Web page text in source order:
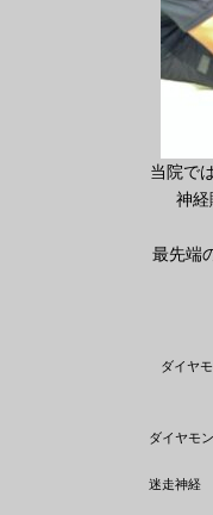
当院で
神経
最先端
ダイヤ
ダイヤモ
迷走神経